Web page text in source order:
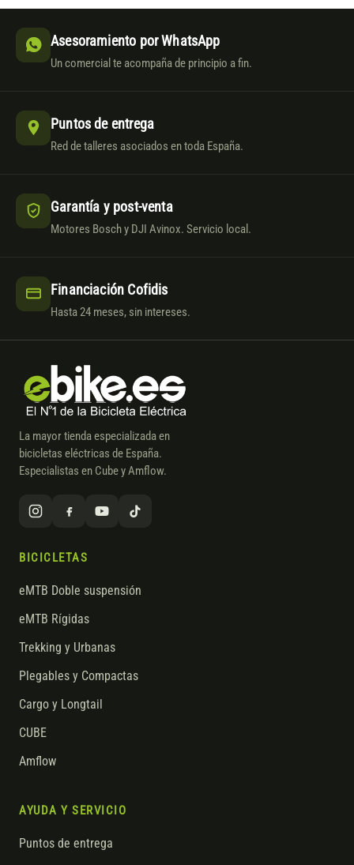
Asesoramiento por WhatsApp
Un comercial te acompaña de principio a fin.
Puntos de entrega
Red de talleres asociados en toda España.
Garantía y post-venta
Motores Bosch y DJI Avinox. Servicio local.
Financiación Cofidis
Hasta 24 meses, sin intereses.
La mayor tienda especializada en
bicicletas eléctricas de España.
Especialistas en Cube y Amflow.
BICICLETAS
eMTB Doble suspensión
eMTB Rígidas
Trekking y Urbanas
Plegables y Compactas
Cargo y Longtail
CUBE
Amflow
AYUDA Y SERVICIO
Puntos de entrega